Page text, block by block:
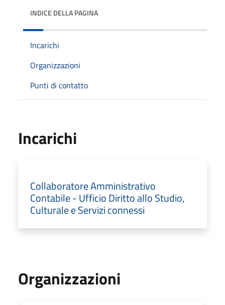
INDICE DELLA PAGINA
Incarichi
Organizzazioni
Punti di contatto
Incarichi
Collaboratore Amministrativo
Contabile - Ufficio Diritto allo Studio,
Culturale e Servizi connessi
Organizzazioni